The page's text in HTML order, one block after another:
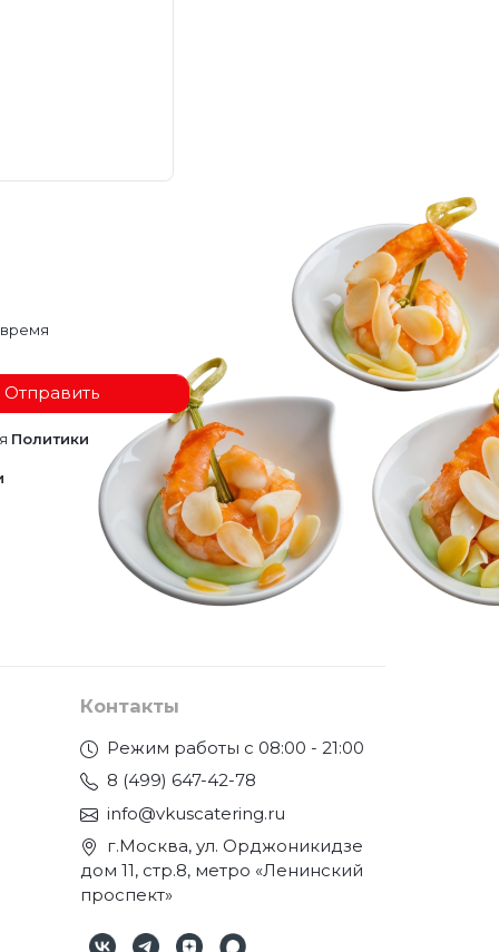
Отправить
Политики
Контакты
Режим работы с 08:00 - 21:00
8 (499) 647-42-78
info@vkuscatering.ru
г.Москва, ул. Орджоникидзе
дом 11, стр.8, метро «Ленинский
проспект»